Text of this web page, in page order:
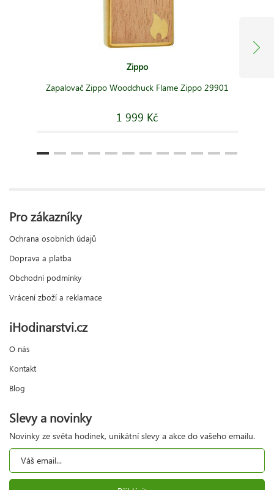
Zippo
Zapalovač Zippo Woodchuck Flame Zippo 29901
1 999 Kč
Pro zákazníky
Ochrana osobních údajů
Doprava a platba
Obchodní podmínky
Vrácení zboží a reklamace
iHodinarstvi.cz
O nás
Kontakt
Blog
Slevy a novinky
Novinky ze světa hodinek, unikátní slevy a akce do vašeho emailu.